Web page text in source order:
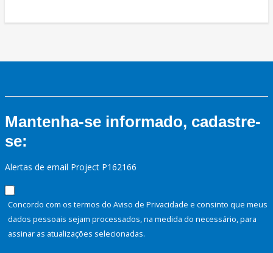
Mantenha-se informado, cadastre-
se:
Alertas de email Project P162166
Concordo com os termos do Aviso de Privacidade e consinto que meus
dados pessoais sejam processados, na medida do necessário, para
assinar as atualizações selecionadas.